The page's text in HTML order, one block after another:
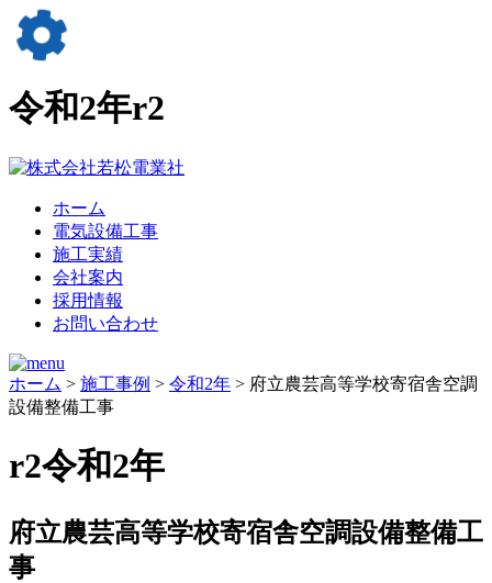
令和2年r2
ホーム
電気設備工事
施工実績
会社案内
採用情報
お問い合わせ
ホーム > 施工事例 > 令和2年 > 府立農芸高等学校寄宿舎空調
設備整備工事
r2令和2年
府立農芸高等学校寄宿舎空調設備整備工
事